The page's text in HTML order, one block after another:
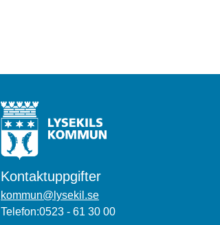
Kontaktuppgifter
kommun@lysekil.se
Telefon:0523 - 61 30 00